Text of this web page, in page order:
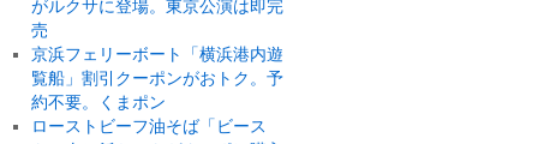
がルクサに登場。東京公演は即完
売
京浜フェリーボート「横浜港内遊
覧船」割引クーポンがおトク。予
約不要。くまポン
ローストビーフ油そば「ビース